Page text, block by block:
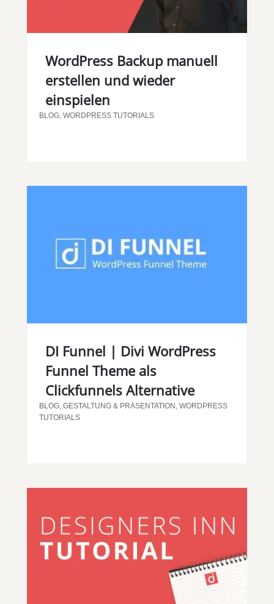
WordPress Backup manuell
erstellen und wieder
einspielen
BLOG, WORDPRESS TUTORIALS
DI Funnel | Divi WordPress
Funnel Theme als
Clickfunnels Alternative
BLOG, GESTALTUNG & PRÄSENTATION , WORDPRESS
TUTORIALS